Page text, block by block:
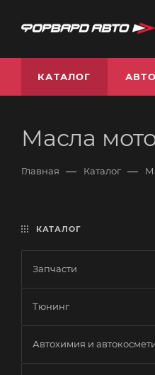
КАТАЛОГ
Масла
Главная — Каталог —
КАТАЛОГ
Запчасти
Тюнинг
Автохимия и